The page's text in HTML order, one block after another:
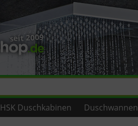
HSK Duschkabinen Duschwannen